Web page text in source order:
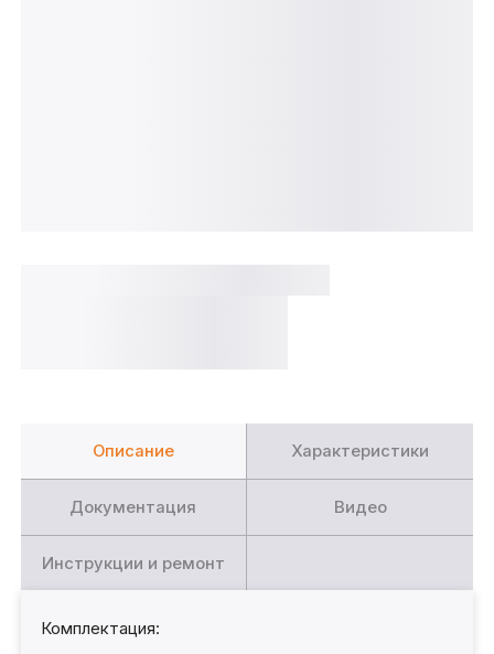
Описание Характеристики
Документация Видео
Инструкции и ремонт
Комплектация: